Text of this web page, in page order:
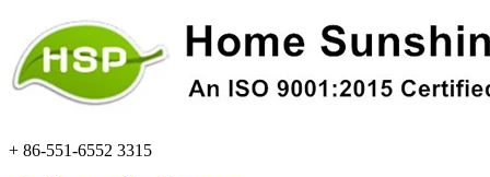
+ 86-551-6552 3315